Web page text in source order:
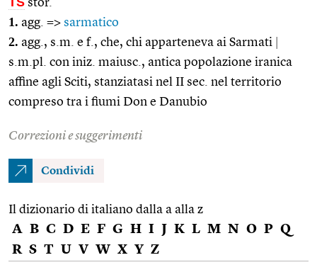
1. agg. => sarmatico
2. agg., s.m. e f., che, chi apparteneva ai Sarmati
s.m.pl. con iniz. maiusc., antica popolazione iranica
affine agli Sciti, stanziatasi nel II sec. nel territorio
compreso tra i fiumi Don e Danubio
Correzioni e suggerimenti
Condividi
Il dizionario di italiano dalla a alla z
A B C D E F G H I J K L M N O P Q
R S T U V W X Y Z